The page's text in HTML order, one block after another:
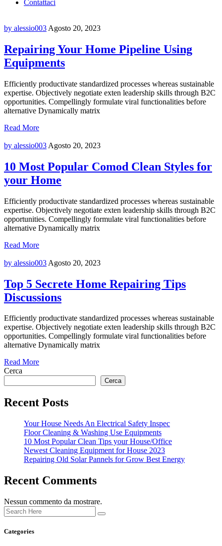
Contattaci
by alessio003 Agosto 20, 2023
Repairing Your Home Pipeline Using
Equipments
Efficiently productivate standardized processes whereas sustainable
expertise. Objectively negotiate exten leadership skills through B2C
opportunities. Compellingly formulate viral functionalities before
alternative Dynamically matrix
Read More
by alessio003 Agosto 20, 2023
10 Most Popular Comod Clean Styles for
your Home
Efficiently productivate standardized processes whereas sustainable
expertise. Objectively negotiate exten leadership skills through B2C
opportunities. Compellingly formulate viral functionalities before
alternative Dynamically matrix
Read More
by alessio003 Agosto 20, 2023
Top 5 Secrete Home Repairing Tips
Discussions
Efficiently productivate standardized processes whereas sustainable
expertise. Objectively negotiate exten leadership skills through B2C
opportunities. Compellingly formulate viral functionalities before
alternative Dynamically matrix
Read More
Cerca
Cerca
Recent Posts
Your House Needs An Electrical Safety Inspec
Floor Cleaning & Washing Use Equipments
10 Most Popular Clean Tips your House/Office
Newest Cleaning Equipment for House 2023
Repairing Old Solar Pannels for Grow Best Energy
Recent Comments
Nessun commento da mostrare.
Categories